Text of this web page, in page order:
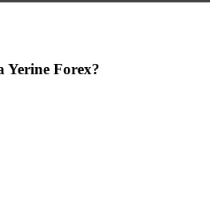
Yerine Forex?